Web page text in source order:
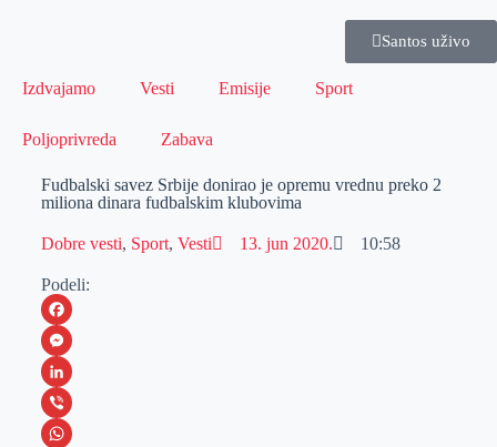
Santos uživo
Izdvajamo Vesti Emisije Sport
Poljoprivreda Zabava
Fudbalski savez Srbije donirao je opremu vrednu preko 2
miliona dinara fudbalskim klubovima
Dobre vesti, Sport, Vesti 13. jun 2020. 10:58
Podeli:
F
a
c
e
M
e
s
L
iV